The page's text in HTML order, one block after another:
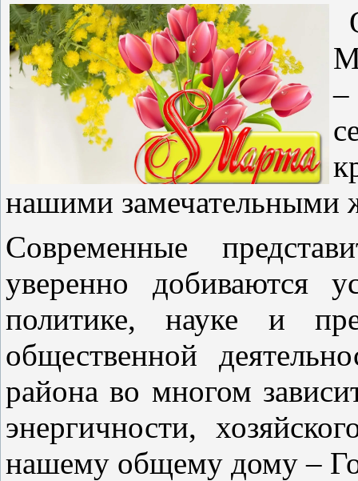
–
нашими замечательными
Современные
уверенно добиваются
политике, науке и
общественной
района во многом
энергичности,
нашему общему дому –